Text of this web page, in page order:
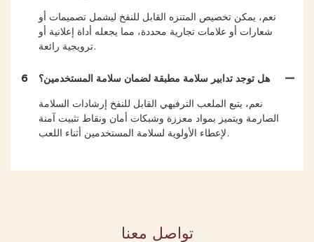
نعم، يمكن تخصيص المتنزه القابل للنفخ ليشمل تصميمات أو
شعارات أو علامات تجارية محددة، مما يجعله أداة إعلانية أو
ترويجية رائعة.
6 هل توجد تدابير سلامة مطبقة لضمان سلامة المستخدمين؟
نعم، يتبع الملعب الترفيهي القابل للنفخ إرشادات السلامة
الصارمة ويتميز بمواد معززة وشبكات أمان ونقاط تثبيت آمنة
لإعطاء الأولوية لسلامة المستخدمين أثناء اللعب.
تواصل معنا